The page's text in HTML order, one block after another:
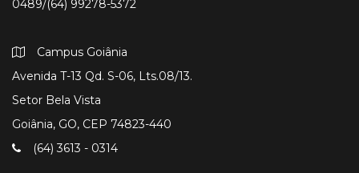
0489/(64) 99278-5372
Campus Goiânia
Avenida T-13 Qd. S-06, Lts.08/13.
Setor Bela Vista
Goiânia, GO, CEP 74823-440
(64) 3613 - 0314